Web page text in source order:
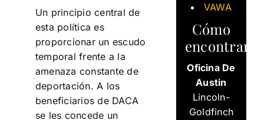
Un principio central de
esta política es
proporcionar un escudo
temporal frente a la
amenaza constante de
deportación. A los
beneficiarios de DACA
se les concede un
VAWA
Cómo
Oficina De
Austin
Lincoln-
Goldfinch